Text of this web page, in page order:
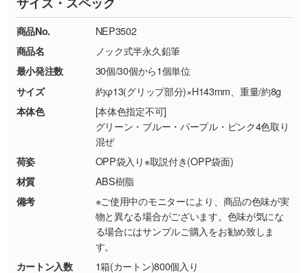
す。→詳しく見る
・コーポレートカラーを使って印刷したい／印
刷色にこだわりがある
DIC・PANTONEなどのカラーチップの指定や、
現物支給による色指定も承っております。→詳
しく見る
・背景がある画像からキャラクター部分だけを
使いたいです
シンプルな背景のデータや、使いたいキャラク
り抜き処理が可能です。→詳しく見る
・持っているデータの背景が足りない／塗り足
しの作り方が分からない
※詳しくは「商品の良品基準について
ください。
【返品・交換ができない場合】
・お客様の元で商品を加工された場合、または
商品が破損した場合
・商品到着後7日以上経過している場合
・お客様のご都合による返品・交換依頼(商
品・色・数量などの注文間違い等)
TEL：0422-29-9911 営業時間10:00～
18:00(土日祝日除く)
お問い合わせフォームはこちら
商品No.
NEP3502
商品名
ノック式半永久鉛筆
最小発注数
30個/30個から1個単位
サイズ
約φ13(グリップ部分)×H143mm、重量/約8g
本体色
[本体色指定不可]
グリーン・ブルー・パープル・ピンク4色取り
混ぜ
荷姿
OPP袋入り※取説付き(OPP袋面)
材質
ABS樹脂
備考
※ご使用中のモニターにより、商品の色味が実
物と異なる場合がございます。色味が気にな
る場合にはサンプルご購入をお勧め致しま
す。
カートン入数
1箱(カートン)800個入り